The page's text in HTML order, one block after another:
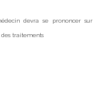
devra se prononcer sur
des traitements